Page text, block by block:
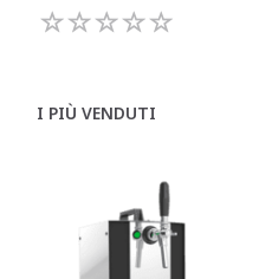
I PIÙ VENDUTI